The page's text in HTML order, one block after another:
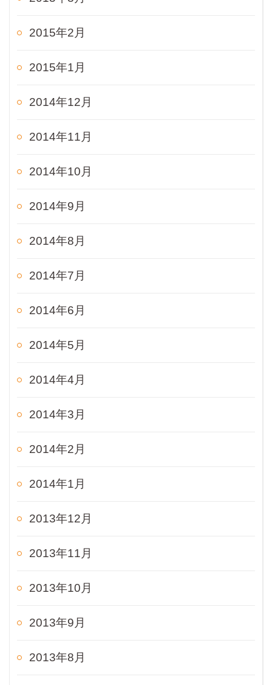
2015年2月
2015年1月
2014年12月
2014年11月
2014年10月
2014年9月
2014年8月
2014年7月
2014年6月
2014年5月
2014年4月
2014年3月
2014年2月
2014年1月
2013年12月
2013年11月
2013年10月
2013年9月
2013年8月